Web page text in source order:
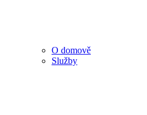
O domově
Služby